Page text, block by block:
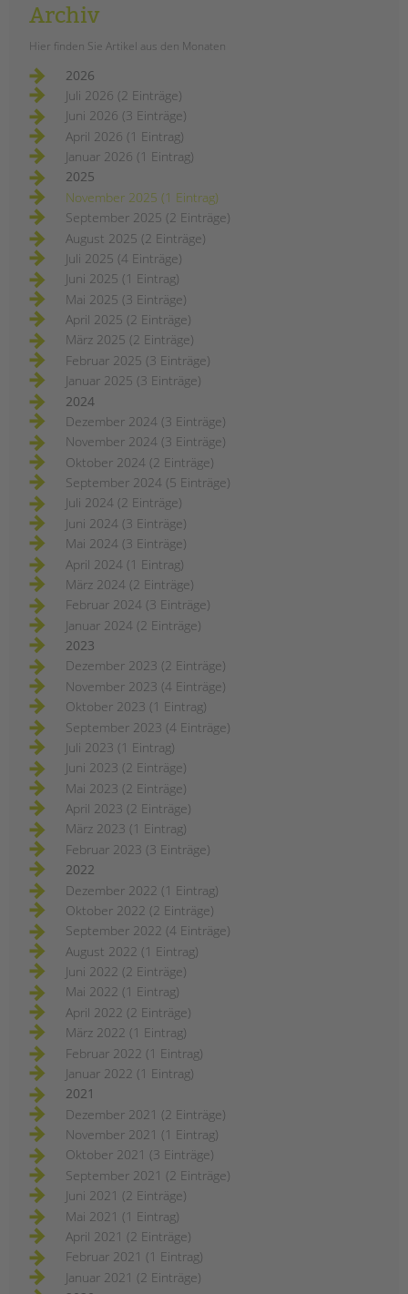
Hinweisgebersystem
Intranet
Archiv
Hier finden Sie Artikel aus den Monaten
2026
Juli 2026 (2 Einträge)
Juni 2026 (3 Einträge)
April 2026 (1 Eintrag)
Januar 2026 (1 Eintrag)
2025
November 2025 (1 Eintrag)
September 2025 (2 Einträge)
August 2025 (2 Einträge)
Juli 2025 (4 Einträge)
Juni 2025 (1 Eintrag)
Mai 2025 (3 Einträge)
April 2025 (2 Einträge)
März 2025 (2 Einträge)
Februar 2025 (3 Einträge)
Januar 2025 (3 Einträge)
2024
Dezember 2024 (3 Einträge)
November 2024 (3 Einträge)
Oktober 2024 (2 Einträge)
September 2024 (5 Einträge)
Juli 2024 (2 Einträge)
Juni 2024 (3 Einträge)
Mai 2024 (3 Einträge)
April 2024 (1 Eintrag)
März 2024 (2 Einträge)
Februar 2024 (3 Einträge)
Januar 2024 (2 Einträge)
2023
Dezember 2023 (2 Einträge)
November 2023 (4 Einträge)
Oktober 2023 (1 Eintrag)
September 2023 (4 Einträge)
Juli 2023 (1 Eintrag)
Juni 2023 (2 Einträge)
Mai 2023 (2 Einträge)
April 2023 (2 Einträge)
März 2023 (1 Eintrag)
Februar 2023 (3 Einträge)
2022
Dezember 2022 (1 Eintrag)
Oktober 2022 (2 Einträge)
September 2022 (4 Einträge)
August 2022 (1 Eintrag)
Juni 2022 (2 Einträge)
Mai 2022 (1 Eintrag)
April 2022 (2 Einträge)
März 2022 (1 Eintrag)
Februar 2022 (1 Eintrag)
Januar 2022 (1 Eintrag)
2021
Dezember 2021 (2 Einträge)
November 2021 (1 Eintrag)
Oktober 2021 (3 Einträge)
September 2021 (2 Einträge)
Juni 2021 (2 Einträge)
Mai 2021 (1 Eintrag)
April 2021 (2 Einträge)
Februar 2021 (1 Eintrag)
Januar 2021 (2 Einträge)